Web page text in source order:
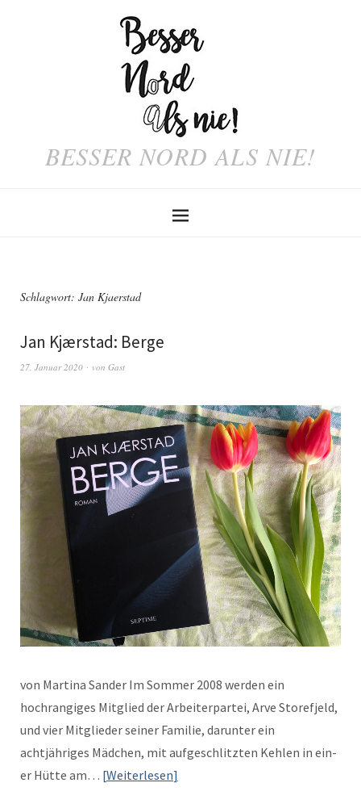
BESSER NORD ALS NIE!
Schlagwort: Jan Kjaerstad
Jan Kjærstad: Berge
27. Januar 2020 von Gast
von Mar­ti­na Sander Im Som­mer 2008 wer­den ein
hochrangiges Mit­glied der Arbeit­er­partei, Arve Store­f­jeld,
und vier Mit­glieder sein­er Fam­i­lie, darunter ein
achtjähriges Mäd­chen, mit aufgeschlitzten Kehlen in ein­
er Hütte am… Weit­er­lesen